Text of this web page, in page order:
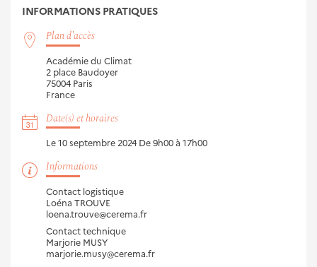
INFORMATIONS PRATIQUES
Plan d'accès
Académie du Climat
2 place Baudoyer
75004 Paris
France
Date(s) et horaires
Le 10 septembre 2024 De 9h00 à 17h00
Informations
Contact logistique
Loéna TROUVE
loena.trouve@cerema.fr
Contact technique
Marjorie MUSY
marjorie.musy@cerema.fr